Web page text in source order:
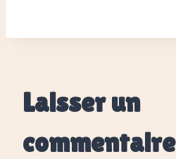
Laisser un
commentaire